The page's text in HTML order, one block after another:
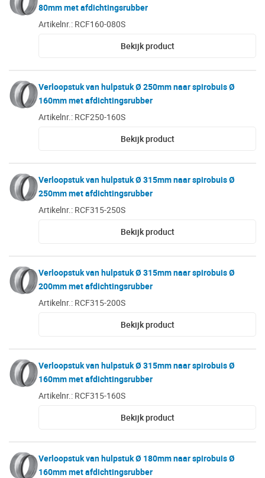
80mm met afdichtingsrubber
Artikelnr.: RCF160-080S
Bekijk product
Verloopstuk van hulpstuk Ø 250mm naar spirobuis Ø
160mm met afdichtingsrubber
Artikelnr.: RCF250-160S
Bekijk product
Verloopstuk van hulpstuk Ø 315mm naar spirobuis Ø
250mm met afdichtingsrubber
Artikelnr.: RCF315-250S
Bekijk product
Verloopstuk van hulpstuk Ø 315mm naar spirobuis Ø
200mm met afdichtingsrubber
Artikelnr.: RCF315-200S
Bekijk product
Verloopstuk van hulpstuk Ø 315mm naar spirobuis Ø
160mm met afdichtingsrubber
Artikelnr.: RCF315-160S
Bekijk product
Verloopstuk van hulpstuk Ø 180mm naar spirobuis Ø
160mm met afdichtingsrubber